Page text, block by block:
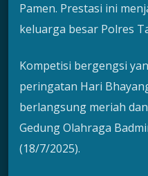
Pamen. Prestasi ini
keluarga besar Polres
Kompetisi bergengsi
peringatan Hari
berlangsung meriah
Gedung Olahraga
(18/7/2025).